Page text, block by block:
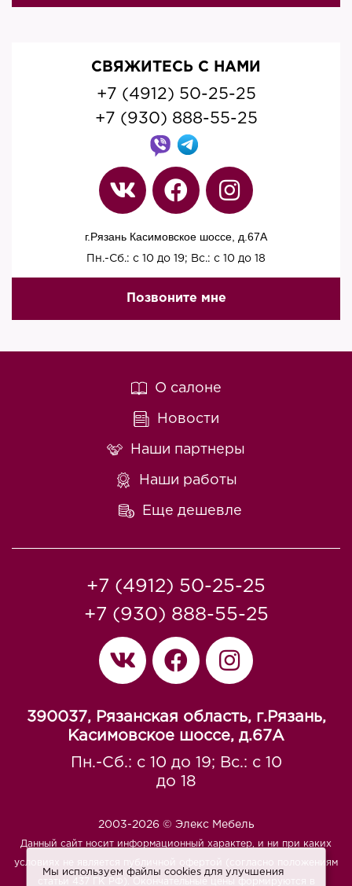
СВЯЖИТЕСЬ С НАМИ
+7 (4912) 50-25-25
+7 (930) 888-55-25
г.Рязань Касимовское шоссе, д.67A
Пн.-Сб.: с 10 до 19; Вс.: с 10 до 18
Позвоните мне
О салоне
Новости
Наши партнеры
Наши работы
Еще дешевле
+7 (4912) 50-25-25
+7 (930) 888-55-25
390037, Рязанская область, г.Рязань,
Касимовское шоссе, д.67A
Пн.-Сб.: с 10 до 19; Вс.: с 10
до 18
2003-2026 © Элекс Мебель
Данный сайт носит информационный характер, и ни при каких
условиях не является публичной офертой (согласно положениям
статьи 437 ГК РФ). Окончательные цены формируются в
Мы используем файлы cookies для улучшения